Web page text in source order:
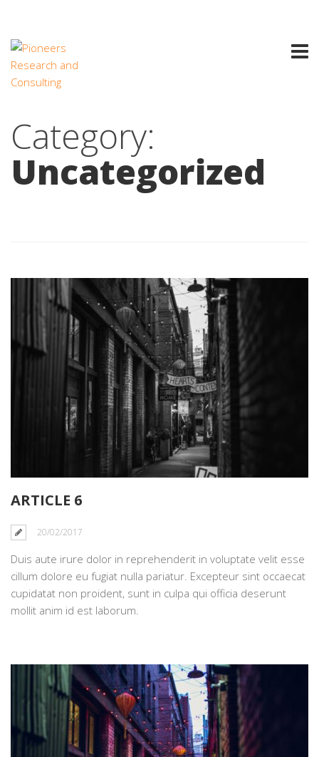
Category:
Uncategorized
ARTICLE 6
20/02/2017
Duis aute irure dolor in reprehenderit in voluptate velit esse
cillum dolore eu fugiat nulla pariatur. Excepteur sint occaecat
cupidatat non proident, sunt in culpa qui officia deserunt
mollit anim id est laborum.